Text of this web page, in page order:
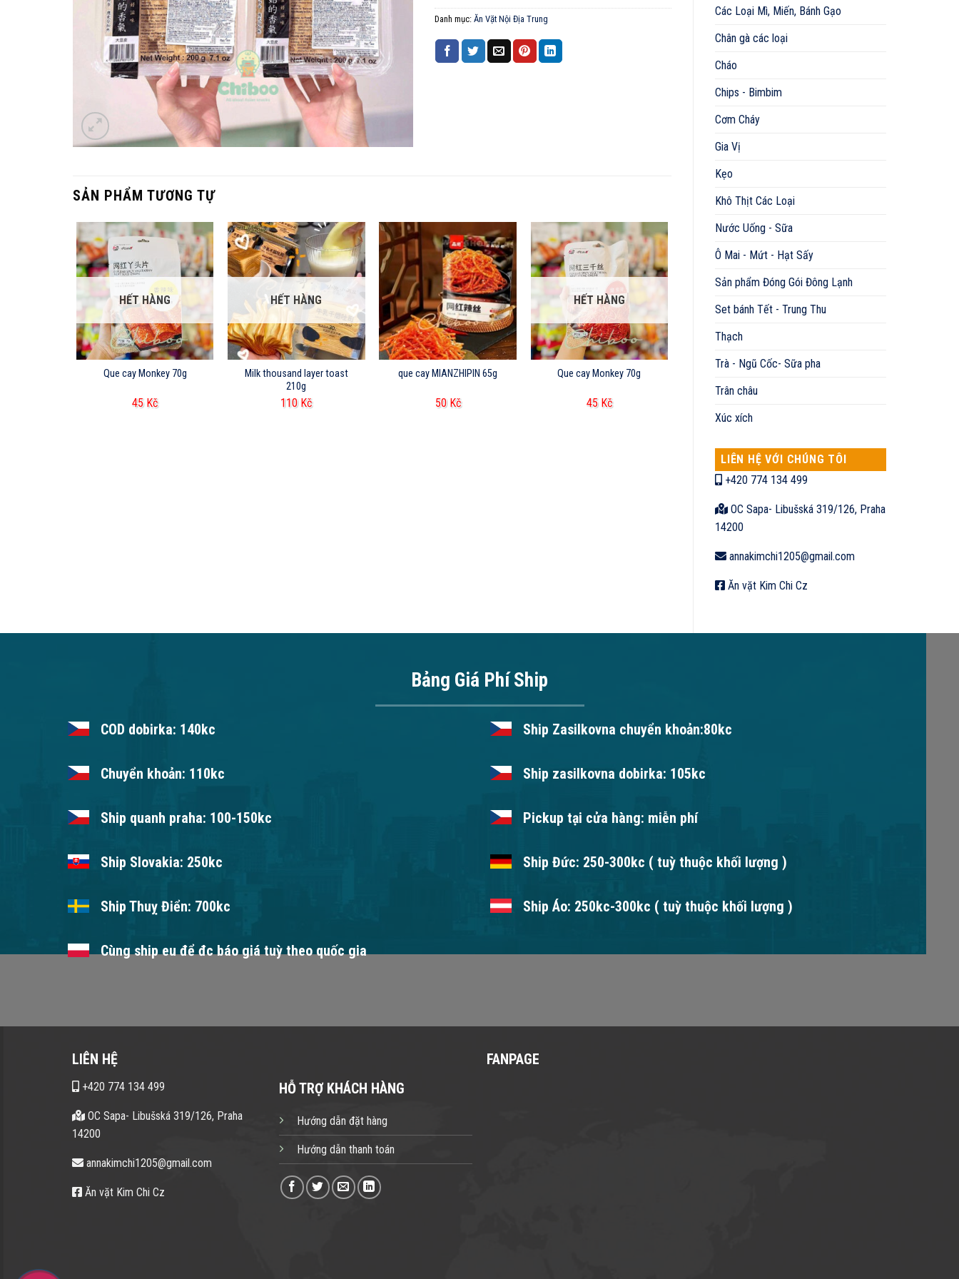
Các Loại Mì, Miến, Bánh Gạo
Chân gà các loại
Cháo
Chips - Bimbim
Cơm Cháy
Gia Vị
Kẹo
Khô Thịt Các Loại
Nước Uống - Sữa
Ô Mai - Mứt - Hạt Sấy
Sản phẩm Đóng Gói Đông Lạnh
Set bánh Tết - Trung Thu
Thạch
Trà - Ngũ Cốc- Sữa pha
Trân châu
Xúc xích
LIÊN HỆ VỚI CHÚNG TÔI
+420 774 134 499
OC Sapa- Libušská 319/126, Praha
14200
annakimchi1205@gmail.com
Ăn vặt Kim Chi Cz
Danh mục: Ăn Vặt Nội Địa Trung
SẢN PHẨM TƯƠNG TỰ
HẾT HÀNG
Que cay Monkey 70g
45 Kč
HẾT HÀNG
Milk thousand layer toast
210g
110 Kč
que cay MIANZHIPIN 65g
50 Kč
HẾT HÀNG
Que cay Monkey 70g
45 Kč
Bảng Giá Phí Ship
COD dobirka: 140kc Ship Zasilkovna chuyển khoản:80kc
Chuyển khoản: 110kc Ship zasilkovna dobirka: 105kc
Ship quanh praha: 100-150kc Pickup tại cửa hàng: miễn phí
Ship Slovakia: 250kc Ship Đức: 250-300kc ( tuỳ thuộc khối lượng )
Ship Thuỵ Điển: 700kc Ship Áo: 250kc-300kc ( tuỳ thuộc khối lượng )
Cùng ship eu để đc báo giá tuỳ theo quốc gia
LIÊN HỆ
+420 774 134 499
OC Sapa- Libušská 319/126, Praha
14200
annakimchi1205@gmail.com
Ăn vặt Kim Chi Cz
HỖ TRỢ KHÁCH HÀNG
Hướng dẫn đặt hàng
Hướng dẫn thanh toán
FANPAGE